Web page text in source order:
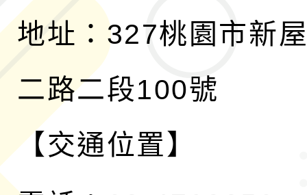
地址：327桃園市新
二路二段100號
【交通位置】